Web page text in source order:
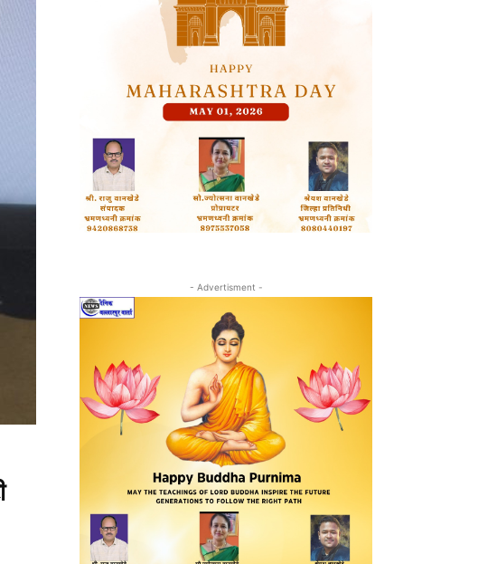
- Advertisment -